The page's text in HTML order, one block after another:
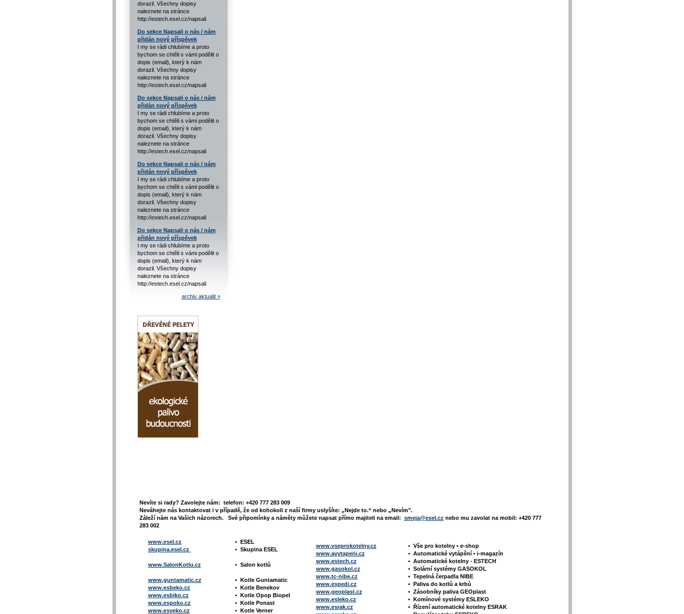
dorazil. Všechny dopisy
naleznete na stránce
http://estech.esel.cz/napsali
Do sekce Napsali o nás / nám
přidán nový příspěvek
I my se rádi chlubíme a proto
bychom se chtěli s vámi podělit o
dopis (email), který k nám
dorazil. Všechny dopisy
naleznete na stránce
http://estech.esel.cz/napsali
Do sekce Napsali o nás / nám
přidán nový příspěvek
I my se rádi chlubíme a proto
bychom se chtěli s vámi podělit o
dopis (email), který k nám
dorazil. Všechny dopisy
naleznete na stránce
http://estech.esel.cz/napsali
Do sekce Napsali o nás / nám
přidán nový příspěvek
I my se rádi chlubíme a proto
bychom se chtěli s vámi podělit o
dopis (email), který k nám
dorazil. Všechny dopisy
naleznete na stránce
http://estech.esel.cz/napsali
Do sekce Napsali o nás / nám
přidán nový příspěvek
I my se rádi chlubíme a proto
bychom se chtěli s vámi podělit o
dopis (email), který k nám
dorazil. Všechny dopisy
naleznete na stránce
http://estech.esel.cz/napsali
archiv aktualit »
Nevíte si rady? Zavolejte nám: telefon: +420 777 283 009
Neváhejte nás kontaktovat i v případě, že od kohokoli z naší firmy uslyšíte: „Nejde to.“ nebo „Nevím".
Záleží nám na Vašich názorech. Své připomínky a náměty můžete napsat přímo majiteli na email: smeja@esel.cz nebo mu zavolat na mobil: +420 777
283 002
www.esel.cz
skupina.esel.cz
www.SalonKotlu.cz
www.guntamatic.cz
www.esbeko.cz
www.esbiko.cz
www.espoko.cz
www.esveko.cz
• ESEL
• Skupina ESEL
• Salon kotlů
• Kotle Guntamatic
• Kotle Benekov
• Kotle Opop Biopel
• Kotle Ponast
• Kotle Verner
www.vseprokotelny.cz
www.avytapeni.cz
www.estech.cz
www.gasokol.cz
www.tc-nibe.cz
www.espedi.cz
www.geoplast.cz
www.esleko.cz
www.esrak.cz
• Vše pro kotelny •e-shop
• Automatické vytápění •i-magazín
• Automatické kotelny - ESTECH
• Solární systémy GASOKOL
• Tepelná čerpadla NIBE
• Paliva do kotlů a krbů
• Zásobníky paliva GEOplast
• Komínové systémy ESLEKO
• Řízení automatické kotelny ESRAK